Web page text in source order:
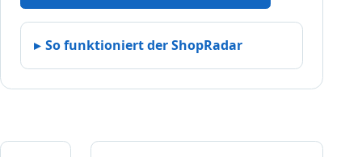
So funktioniert der ShopRadar